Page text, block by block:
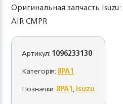
Оригинальная запчасть Isuzu:
AIR CMPR
Артикул:1096233130
Категорія:8PA1
Позначки:8PA1,Isuzu